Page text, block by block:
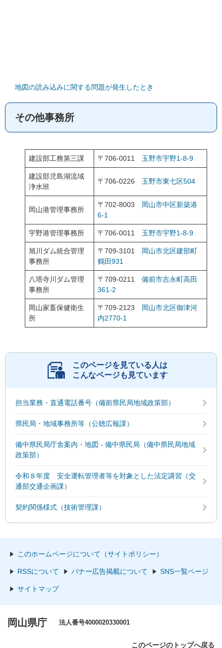
地図の読み込みに関する問題が発生したとき
その他事務所
建設部工務第三課 〒706-0011 玉野市宇野1-8-9
建設部児島湖流域
浄水班
〒706-0226 玉野市東七区504
岡山港管理事務所
〒702-8003 岡山市中区新築港
6-1
宇野港管理事務所 〒706-0011 玉野市宇野1-8-9
旭川ダム統合管理
事務所
〒709-3101 岡山市北区建部町
鶴田931
八塔寺川ダム管理
事務所
〒709-0211 備前市吉永町高田
361-2
岡山家畜保健衛生
所
〒709-2123 岡山市北区御津河
内2770-1
このページを見ている人は
こんなページも見ています
担当業務・直通電話番号（備前県民局地域政策部）
県民局・地域事務所等（公聴広報課）
備中県民局庁舎案内・地図 - 備中県民局（備中県民局地域
政策部）
令和８年度 安全運転管理者等を対象とした法定講習（交
通部交通企画課）
契約関係様式（技術管理課）
このホームページについて（サイトポリシー）
RSSについて バナー広告掲載について SNS一覧ページ
サイトマップ
岡山県庁 法人番号4000020330001
このページのトップへ戻る